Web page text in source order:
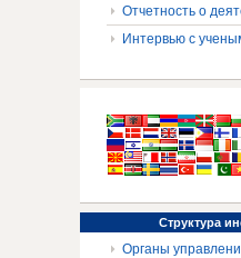
Отчетность о
Интервью с
Структура
Органы